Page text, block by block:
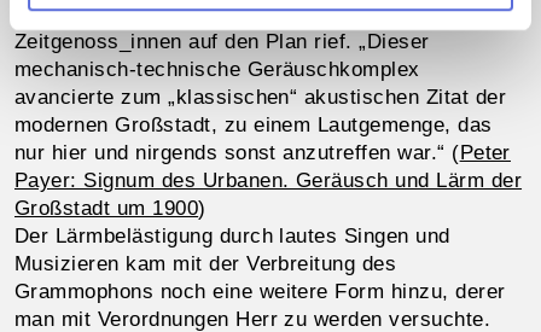
Verkehrslärm war, der ruhebedürftige
Zeitgenoss_innen auf den Plan rief. „Dieser
mechanisch-technische Geräuschkomplex
avancierte zum „klassischen“ akustischen Zitat der
modernen Großstadt, zu einem Lautgemenge, das
nur hier und nirgends sonst anzutreffen war.“ (Peter
Payer: Signum des Urbanen. Geräusch und Lärm der
Großstadt um 1900)
Der Lärmbelästigung durch lautes Singen und
Musizieren kam mit der Verbreitung des
Grammophons noch eine weitere Form hinzu, derer
man mit Verordnungen Herr zu werden versuchte.